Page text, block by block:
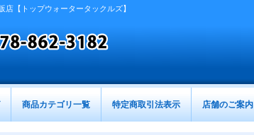
【トップウォータータックルズ】
商品カテゴリ一覧 特定商取引法表示 店舗のご案内